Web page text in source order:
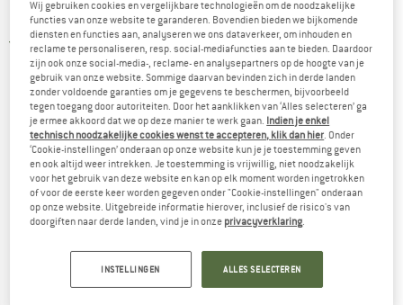
Hoofdband
4,5(2)
Wij gebruiken cookies en vergelijkbare technologieën om de noodzakelijke
functies van onze website te garanderen. Bovendien bieden we bijkomende
diensten en functies aan, analyseren we ons dataverkeer, om inhouden en
reclame te personaliseren, resp. social-mediafuncties aan te bieden. Daardoor
zijn ook onze social-media-, reclame- en analysepartners op de hoogte van je
gebruik van onze website. Sommige daarvan bevinden zich in derde landen
zonder voldoende garanties om je gegevens te beschermen, bijvoorbeeld
tegen toegang door autoriteiten. Door het aanklikken van ‘Alles selecteren’ ga
je ermee akkoord dat we op deze manier te werk gaan. Indien je enkel
technisch noodzakelijke cookies wenst te accepteren, klik dan hier. Onder
‘Cookie-instellingen’ onderaan op onze website kun je je toestemming geven
en ook altijd weer intrekken. Je toestemming is vrijwillig, niet noodzakelijk
voor het gebruik van deze website en kan op elk moment worden ingetrokken
of voor de eerste keer worden gegeven onder "Cookie-instellingen" onderaan
op onze website. Uitgebreide informatie hierover, inclusief de risico's van
doorgiften naar derde landen, vind je in onze privacyverklaring.
INSTELLINGEN ALLES SELECTEREN